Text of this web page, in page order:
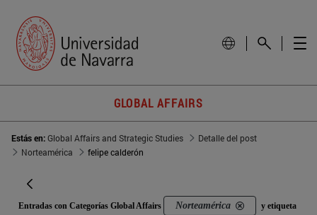
GLOBAL AFFAIRS
Estás en:Global Affairs and Strategic Studies
Detalle del post
Norteamérica
felipe calderón
Entradas con Categorías Global Affairs Norteamérica y etiqueta